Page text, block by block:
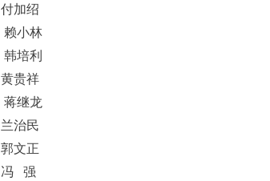
付加绍
赖小林
韩培利
黄贵祥
蒋继龙
兰治民
郭文正
冯
强